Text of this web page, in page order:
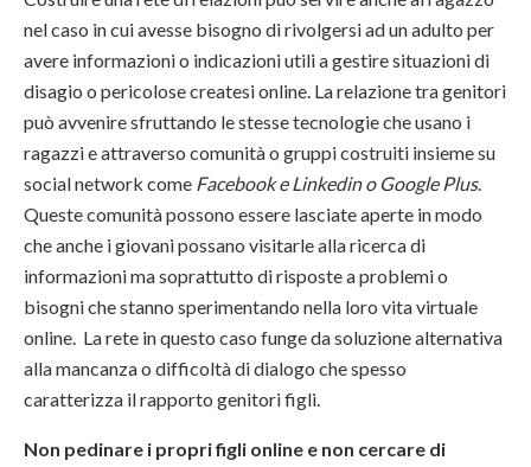
nel caso in cui avesse bisogno di rivolgersi ad un adulto per
avere informazioni o indicazioni utili a gestire situazioni di
disagio o pericolose createsi online. La relazione tra genitori
può avvenire sfruttando le stesse tecnologie che usano i
ragazzi e attraverso comunità o gruppi costruiti insieme su
social network come Facebook e Linkedin o Google Plus.
Queste comunità possono essere lasciate aperte in modo
che anche i giovani possano visitarle alla ricerca di
informazioni ma soprattutto di risposte a problemi o
bisogni che stanno sperimentando nella loro vita virtuale
online. La rete in questo caso funge da soluzione alternativa
alla mancanza o difficoltà di dialogo che spesso
caratterizza il rapporto genitori figli.
Non pedinare i propri figli online e non cercare di